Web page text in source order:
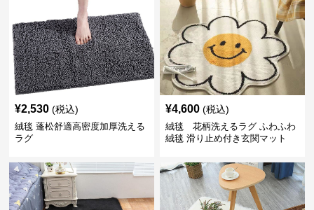
¥2,530 (税込)
絨毯 蓬松舒適高密度加厚洗える
ラグ
¥4,600 (税込)
絨毯 花柄洗えるラグ ふわふわ
絨毯 滑り止め付き玄関マット